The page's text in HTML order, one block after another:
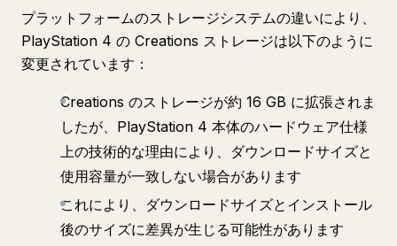
プラットフォームのストレージシステムの違いにより、
PlayStation 4 の Creations ストレージは以下のように
変更されています：
Creations のストレージが約 16 GB に拡張されま
したが、PlayStation 4 本体のハードウェア仕様
上の技術的な理由により、ダウンロードサイズと
使用容量が一致しない場合があります
これにより、ダウンロードサイズとインストール
後のサイズに差異が生じる可能性があります